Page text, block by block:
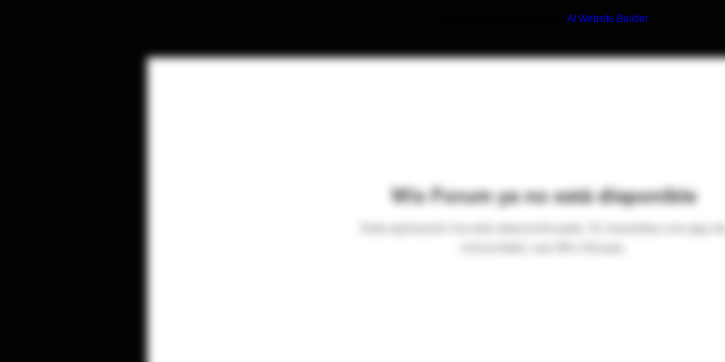
AI Website Builder
Wix Forum ya no está disponible
Esta aplicación ha sido descontinuada. Si necesitas una app
comunidad, usa Wix Groups.